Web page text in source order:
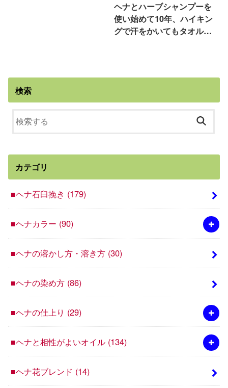
ヘナとハーブシャンプーを
使い始めて10年、ハイキン
グで汗をかいてもタオル…
検索
カテゴリ
■ヘナ石臼挽き (179)
■ヘナカラー (90)
■ヘナの溶かし方・溶き方 (30)
■ヘナの染め方 (86)
■ヘナの仕上り (29)
■ヘナと相性がよいオイル (134)
■ヘナ花ブレンド (14)